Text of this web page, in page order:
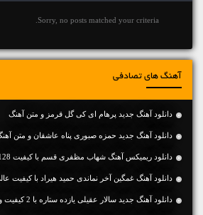
Sorry, no posts matched your criteria.
آهنگ های تصادفی
دانلود آهنگ جديد پرهام ای کی گل قرمز و متن آهنگ
دانلود آهنگ جديد حمزه صبوری پناه عاشقان و متن
دانلود ریمیکس آهنگ شهاب مظفری قسم با کیفیت 128 و 320
دانلود آهنگ غمگین آخر نماندی حمید هیراد با کیفیت
دانلود آهنگ جديد سالار عقیلی یازده ستاره با 2 کیفیت و متن آهنگ